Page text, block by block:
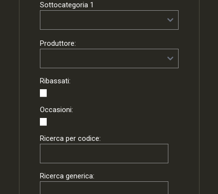
Sottocategoria 1
Produttore:
Ribassati:
Occasioni:
Ricerca per codice:
Ricerca generica: